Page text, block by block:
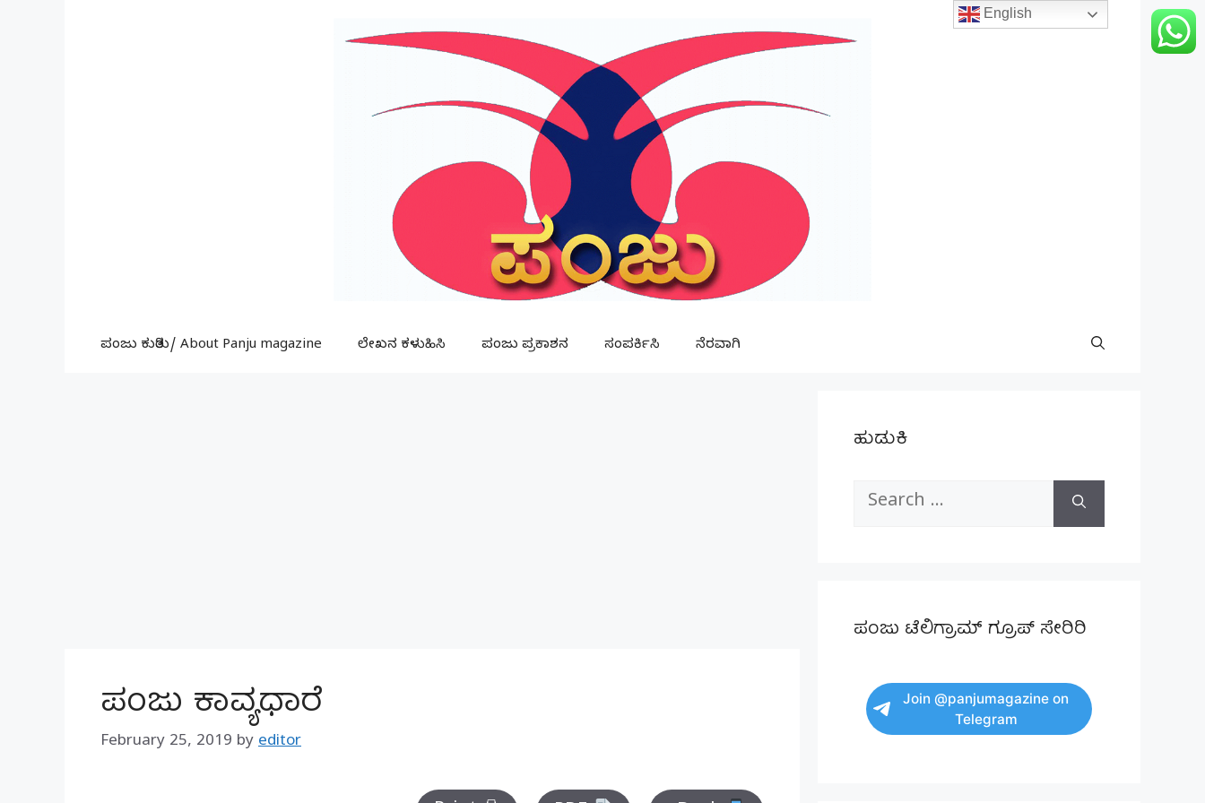
ಪಂಜು ಕುರಿತು/ About Panju magazine ಲೇಖನ ಕಳುಹಿಸಿ ಪಂಜು ಪ್ರಕಾಶನ ಸಂಪರ್ಕಿಸಿ ನೆರವಾಗಿ
ಪಂಜು ಕಾವ್ಯಧಾರೆ
February 25, 2019 by editor
ಹುಡುಕಿ
Search
ಪಂಜು ಟೆಲಿಗ್ರಾಮ್ ಗ್ರೂಪ್ ಸೇರಿರಿ
Join @panjumagazine on
Telegram
English